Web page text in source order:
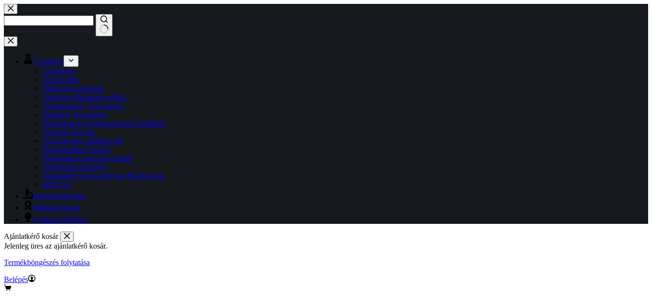
Termékek
Táptalajok
Kiegészítők
Műanyag Eszközök
Veszélyes Hulladékgyűjtők
Alapanyagok, Vegyszerek
Festékek, Reagensek
Rezisztencia és Diagnosztikai Termékek
Kontroll Törzsek
Transzportok, Mintavevők
Diagnosztikai Tesztek
Biokémiai Azonosító Tesztek
Molekuláris Biológia
Ozmométer és Anaerob Jar Rendszerek
BIOLOG
Minőségirányítás
Műbizonylatok
Gyakori kérdések
Ajánlatkérő kosár
Jelenleg üres az ajánlatkérő kosár.
Termékböngészés folytatása
Belépés